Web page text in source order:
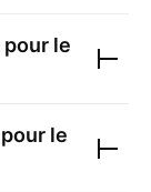
pour le
pour le